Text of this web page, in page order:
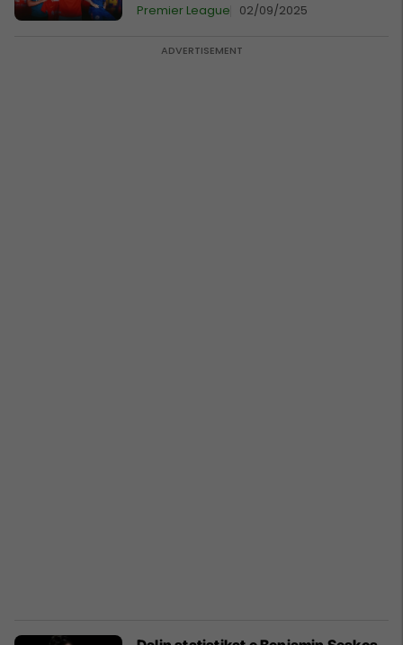
Premier League 02/09/2025